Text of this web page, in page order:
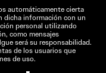
automáticamente cierta
dicha información con un
personal utilizando
como mensajes
será su responsabilidad.
de los usuarios que
de uso.